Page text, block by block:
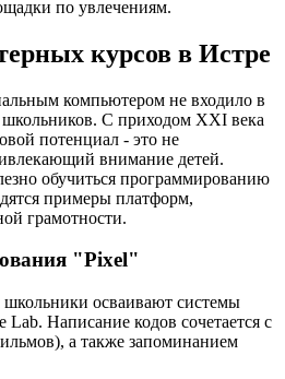
по увлечениям.
курсов в Истре
компьютером не входило в
школьников. С приходом XXI века
потенциал - это не
внимание детей.
обучиться программированию
примеры платформ,
грамотности.
"Pixel"
осваивают системы
Lab. Написание кодов сочетается с
а также запоминанием